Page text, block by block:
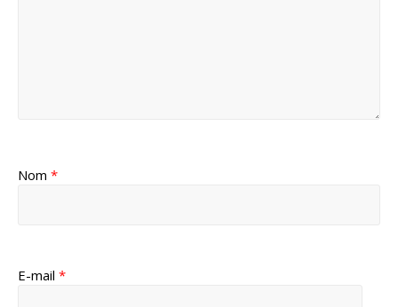
Nom *
E-mail *